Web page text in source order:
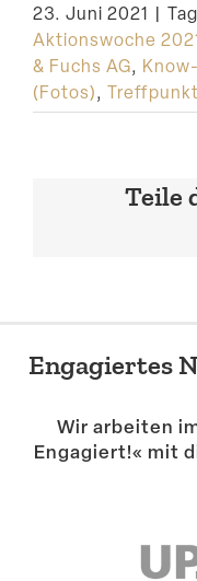
23. Juni 2021 |
Aktionswoche
& Fuchs AG,
(Fotos),
Teile
Engagiertes
Wir arbeiten
Engagiert!« mit